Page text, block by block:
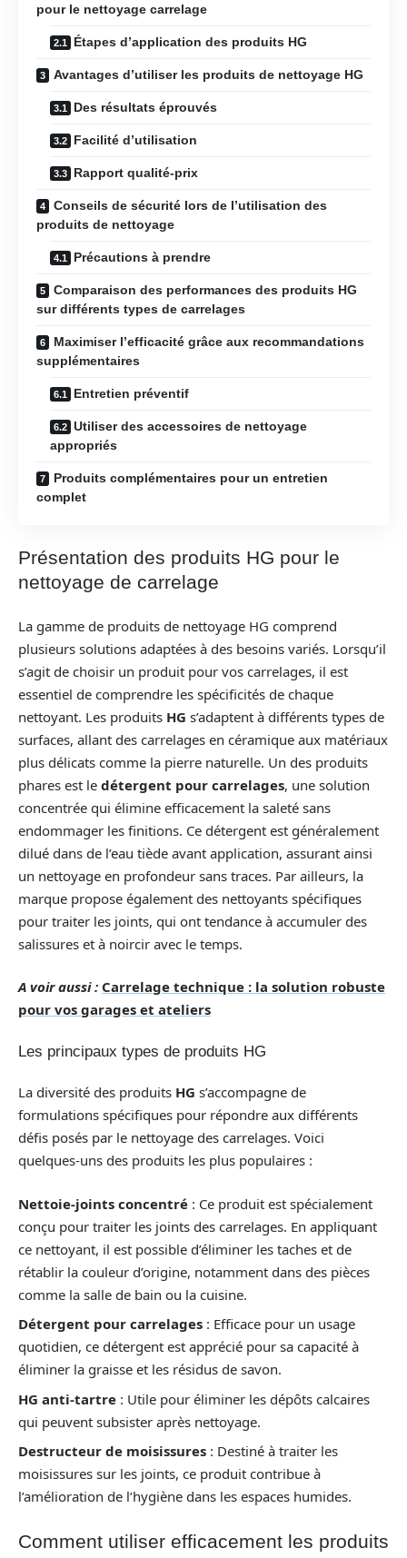
pour le nettoyage carrelage
Étapes d’application des produits HG
Avantages d’utiliser les produits de nettoyage HG
Des résultats éprouvés
Facilité d’utilisation
Rapport qualité-prix
Conseils de sécurité lors de l’utilisation des
produits de nettoyage
Précautions à prendre
Comparaison des performances des produits HG
sur différents types de carrelages
Maximiser l’efficacité grâce aux recommandations
supplémentaires
Entretien préventif
Utiliser des accessoires de nettoyage
appropriés
Produits complémentaires pour un entretien
complet
Présentation des produits HG pour le
nettoyage de carrelage
La gamme de produits de nettoyage HG comprend
plusieurs solutions adaptées à des besoins variés. Lorsqu’il
s’agit de choisir un produit pour vos carrelages, il est
essentiel de comprendre les spécificités de chaque
nettoyant. Les produits HG s’adaptent à différents types de
surfaces, allant des carrelages en céramique aux matériaux
plus délicats comme la pierre naturelle. Un des produits
phares est le détergent pour carrelages, une solution
concentrée qui élimine efficacement la saleté sans
endommager les finitions. Ce détergent est généralement
dilué dans de l’eau tiède avant application, assurant ainsi
un nettoyage en profondeur sans traces. Par ailleurs, la
marque propose également des nettoyants spécifiques
pour traiter les joints, qui ont tendance à accumuler des
salissures et à noircir avec le temps.
A voir aussi : Carrelage technique : la solution robuste
pour vos garages et ateliers
Les principaux types de produits HG
La diversité des produits HG s’accompagne de
formulations spécifiques pour répondre aux différents
défis posés par le nettoyage des carrelages. Voici
quelques-uns des produits les plus populaires :
Nettoie-joints concentré : Ce produit est spécialement
conçu pour traiter les joints des carrelages. En appliquant
ce nettoyant, il est possible d’éliminer les taches et de
rétablir la couleur d’origine, notamment dans des pièces
comme la salle de bain ou la cuisine.
Détergent pour carrelages : Efficace pour un usage
quotidien, ce détergent est apprécié pour sa capacité à
éliminer la graisse et les résidus de savon.
HG anti-tartre : Utile pour éliminer les dépôts calcaires
qui peuvent subsister après nettoyage.
Destructeur de moisissures : Destiné à traiter les
moisissures sur les joints, ce produit contribue à
l’amélioration de l’hygiène dans les espaces humides.
Comment utiliser efficacement les produits